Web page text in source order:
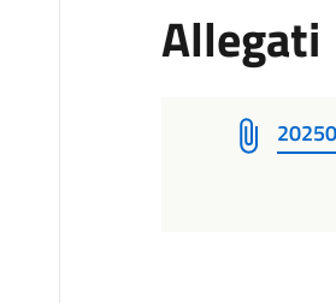
Allegati